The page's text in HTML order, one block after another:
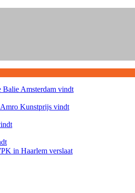
Amsterdam vindt
Kunstprijs vindt
in Haarlem verslaat